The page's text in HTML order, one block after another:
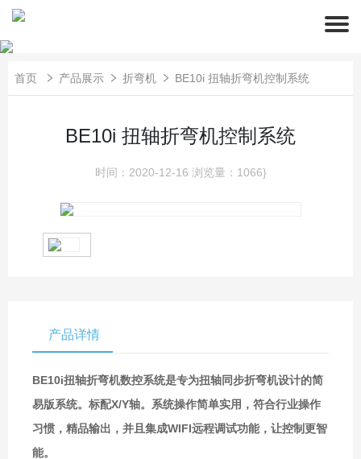
首页 产品展示 折弯机 BE10i 扭轴折弯机控制系统
BE10i 扭轴折弯机控制系统
时间：2020-12-16 浏览量：1066}
产品详情
BE10i扭轴折弯机数控系统是专为扭轴同步折弯机设计的简
易版系统。标配X/Y轴。系统操作简单实用，符合行业操作
习惯，精品输出，并且集成WIFI远程调试功能，让控制更智
能。